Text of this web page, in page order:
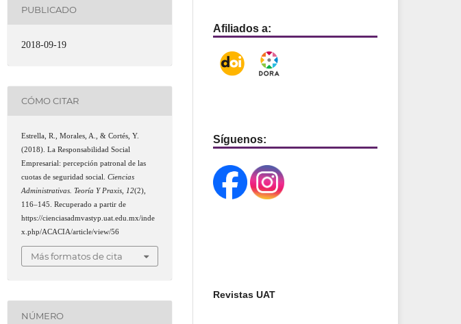
PUBLICADO
2018-09-19
CÓMO CITAR
Estrella, R., Morales, A., & Cortés, Y.
(2018). La Responsabilidad Social
Empresarial: percepción patronal de las
cuotas de seguridad social.Ciencias
Administrativas. Teoría Y Praxis
12(2),
116–145. Recuperado a partir de
https://cienciasadmvastyp.uat.edu.mx/inde
x.php/ACACIA/article/view/56
Más formatos de cita
NÚMERO
Afiliados a:
Síguenos:
Revistas UAT